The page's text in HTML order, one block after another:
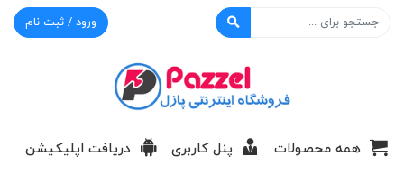
ورود / ثبت نام
همه محصولات پنل کاربری دریافت اپلیکیشن